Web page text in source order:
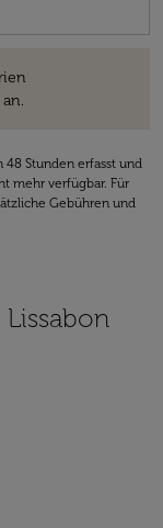
Stunden erfasst und
mehr verfügbar. Für
Gebühren und